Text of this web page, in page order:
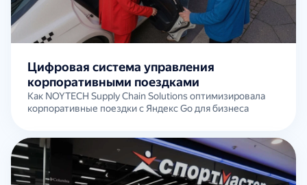
Цифровая система управления
корпоративными поездками
Как NOYTECH Supply Chain Solutions оптимизировала
корпоративные поездки с Яндекс Go для бизнеса